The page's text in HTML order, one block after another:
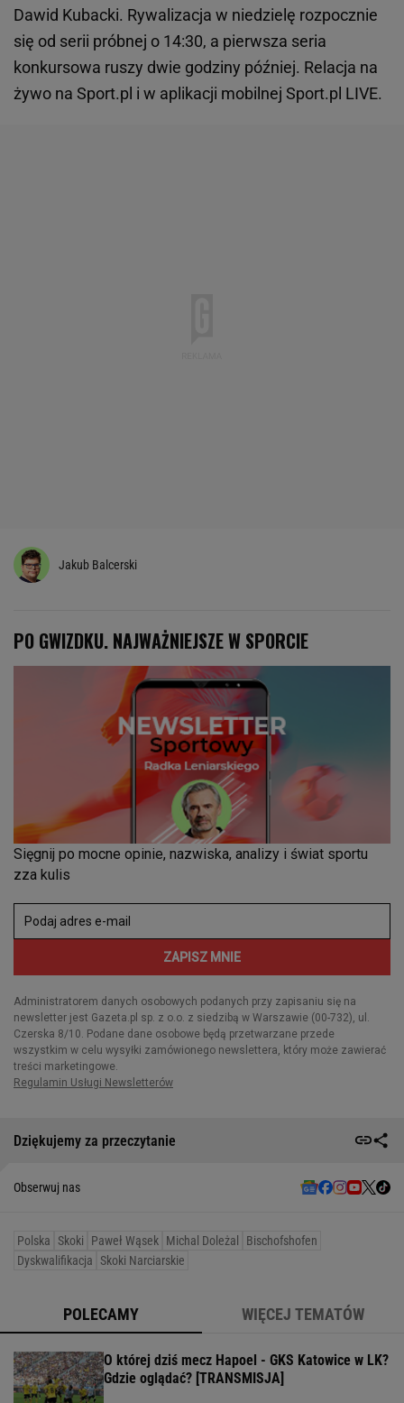
Dawid Kubacki. Rywalizacja w niedzielę rozpocznie
się od serii próbnej o 14:30, a pierwsza seria
konkursowa ruszy dwie godziny później. Relacja na
żywo na Sport.pl i w aplikacji mobilnej Sport.pl LIVE.
Jakub Balcerski
Dziękujemy za przeczytanie
Obserwuj nas
Polska Skoki Paweł Wąsek Michal Doleżal
Bischofshofen
Dyskwalifikacja Skoki Narciarskie
POLECAMY WIĘCEJ TEMATÓW
O której dziś mecz Hapoel - GKS Katowice w LK?
Gdzie oglądać? [TRANSMISJA]